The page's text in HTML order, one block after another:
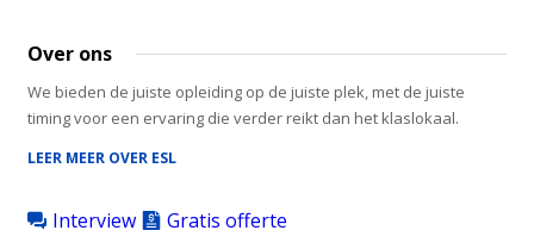
Over ons
We bieden de juiste opleiding op de juiste plek, met de juiste
timing voor een ervaring die verder reikt dan het klaslokaal.
LEER MEER OVER ESL
Interview Gratis offerte